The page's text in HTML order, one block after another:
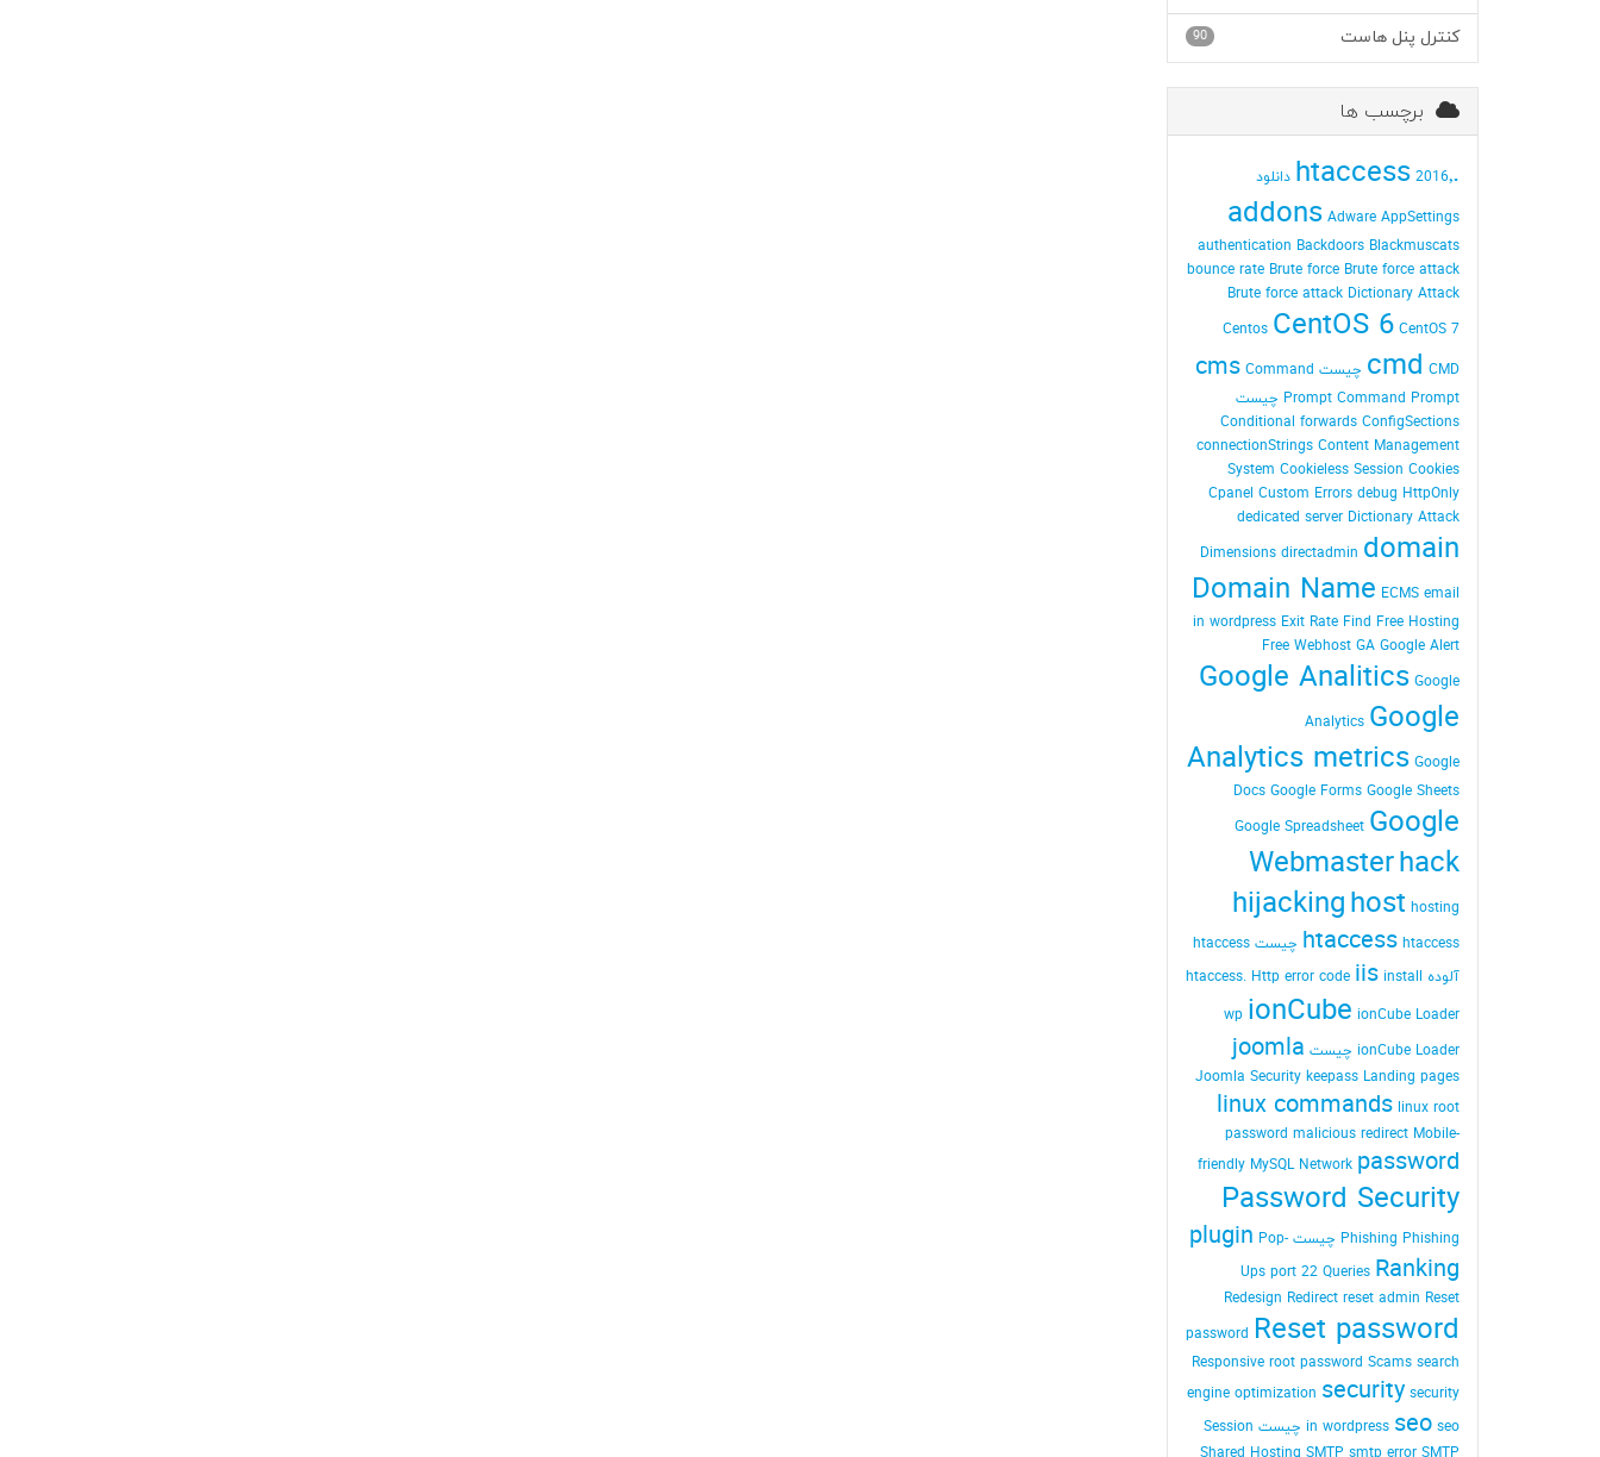
90 کنترل پنل هاست
برچسب ها
.htaccess2016٬ دانلود
addons Adware AppSettings
authentication Backdoors Blackmuscats
bounce rate Brute force Brute force attack
Brute force attack Dictionary Attack
Centos CentOS 6 CentOS 7
cmd CMD چیست cms Command
Prompt Command Prompt چیست
Conditional forwards ConfigSections
connectionStrings Content Management
System Cookieless Session Cookies
Cpanel Custom Errors debug HttpOnly
dedicated server Dictionary Attack
Dimensions directadmin domain
Domain Name ECMS email
in wordpress Exit Rate Find Free Hosting
Free Webhost GA Google Alert
Google Analitics Google
Analytics Google
Analytics metrics Google
Docs Google Forms Google Sheets
Google Spreadsheet Google
Webmasterhack
hijackinghost hosting
htaccess htaccess چیست
htaccess
آلوده
htaccess. Http error code iis install
wp ionCube ionCube Loader
ionCube Loader چیست
joomla
Joomla Security keepass Landing pages
linux commands linux root
password malicious redirect Mobile-
friendly MySQL Network password
Password Security
Phishing Phishing چیست plugin Pop-
Ups port 22 Queries Ranking
Redesign Redirect reset admin Reset
password Reset password
Responsive root password Scams search
engine optimization security security
in wordpress seo seo چیست
Session